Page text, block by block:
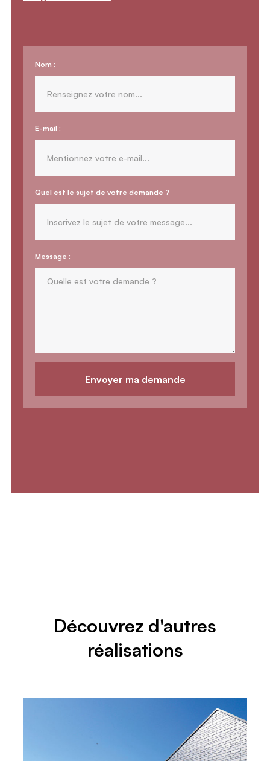
Nom :
E-mail :
Quel est le sujet de votre demande ?
Message :
Découvrez d'autres
réalisations